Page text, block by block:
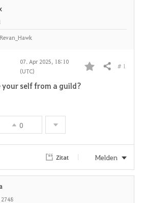
07. Apr 2025, 18:10
(UTC)
F
i
Teilen # 1
your self from a guild?
0
Revan_Hawk
Zitat Melden
2748